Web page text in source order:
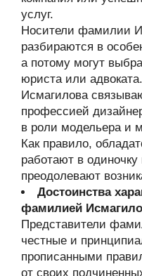
услуг.
Носители фамилии
разбираются в
а потому могут
юриста или
Исмагилова
профессией
в роли модельера и
Как правило,
работают в
преодолевают
Достоинства
фамилией
Представители
честные и
прописанными
от своих